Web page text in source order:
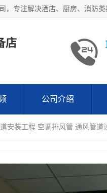
店
公司介绍
安装工程 空调排风管 通风管道